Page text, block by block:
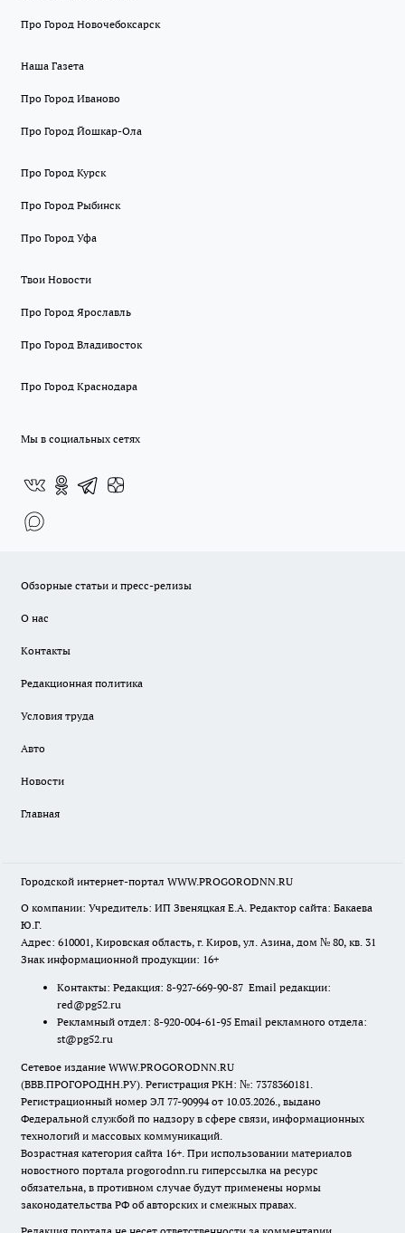
Про Город Новочебоксарск
Наша Газета
Про Город Иваново
Про Город Йошкар-Ола
Про Город Курск
Про Город Рыбинск
Про Город Уфа
Твои Новости
Про Город Ярославль
Про Город Владивосток
Про Город Краснодара
Мы в социальных сетях
Обзорные статьи и пресс-релизы
О нас
Контакты
Редакционная политика
Условия труда
Авто
Новости
Главная
Городской интернет-портал WWW.PROGORODNN.RU
О компании: Учредитель: ИП Звеняцкая Е.А. Редактор сайта: Бакаева
Ю.Г.
Адрес: 610001, Кировская область, г. Киров, ул. Азина, дом № 80, кв. 31
Знак информационной продукции: 16+
Контакты: Редакция: 8-927-669-90-87 Email редакции:
red@pg52.ru
Рекламный отдел: 8-920-004-61-95 Email рекламного отдела:
st@pg52.ru
Сетевое издание WWW.PROGORODNN.RU
(ВВВ.ПРОГОРОДНН.РУ). Регистрация РКН: №: 7378360181.
Регистрационный номер ЭЛ 77-90994 от 10.03.2026., выдано
Федеральной службой по надзору в сфере связи, информационных
технологий и массовых коммуникаций.
Возрастная категория сайта 16+. При использовании материалов
новостного портала progorodnn.ru гиперссылка на ресурс
обязательна, в противном случае будут применены нормы
законодательства РФ об авторских и смежных правах.